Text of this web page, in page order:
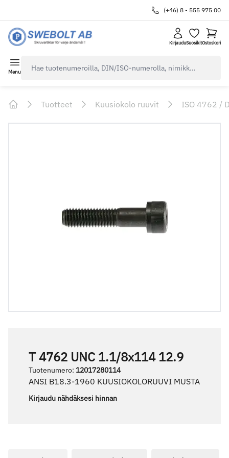
(+46) 8 - 555 975 00
KirjauduSuosikitOstoskori
Menu
Tuotteet Kuusiokolo ruuvit ISO 4762 /
T 4762 UNC 1.1/8x114 12.9
Tuotenumero: 12017280114
ANSI B18.3-1960 KUUSIOKOLORUUVI MUSTA
Kirjaudu nähdäksesi hinnan